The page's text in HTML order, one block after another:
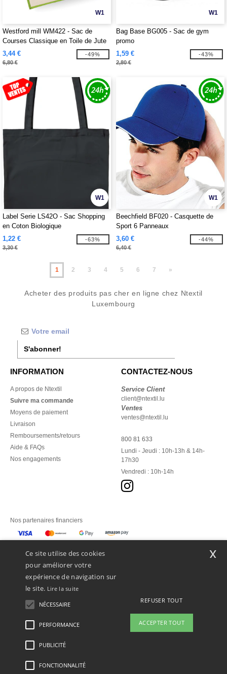
W1
Westford mill WM422 - Sac de
Courses Classique en Toile de Jute
3,44 €
6,80 €
-49%
W1
Bag Base BG005 - Sac de gym
promo
1,59 €
2,80 €
-43%
W1
Label Serie LS42O - Sac Shopping
en Coton Biologique
1,22 €
3,30 €
-63%
W1
Beechfield BF020 - Casquette de
Sport 6 Panneaux
3,60 €
6,40 €
-44%
1 2 3 4 5 6 7 »
Acheter des produits pas cher en ligne chez Ntextil
Luxembourg
S'abonner!
INFORMATION
A propos de Ntextil
Suivre ma commande
Moyens de paiement
Livraison
Remboursements/retours
Aide & FAQs
Nos engagements
CONTACTEZ-NOUS
Service Client
client@ntextil.lu
Ventes
ventes@ntextil.lu
800 81 633
Lundi - Jeudi : 10h-13h & 14h-
17h30
Vendredi : 10h-14h
Nos partenaires financiers
Mentions Légales-Politique de Confidentialité
Copyright 2026 ntextil.lu - Tous droits réservés
Ce site utilise des cookies
pour améliorer votre
expérience de navigation sur
le site. Lire la suite
NÉCESSAIRE
PERFORMANCE
PUBLICITÉ
FONCTIONNALITÉ
REFUSER TOUT
ACCEPTER TOUT
x